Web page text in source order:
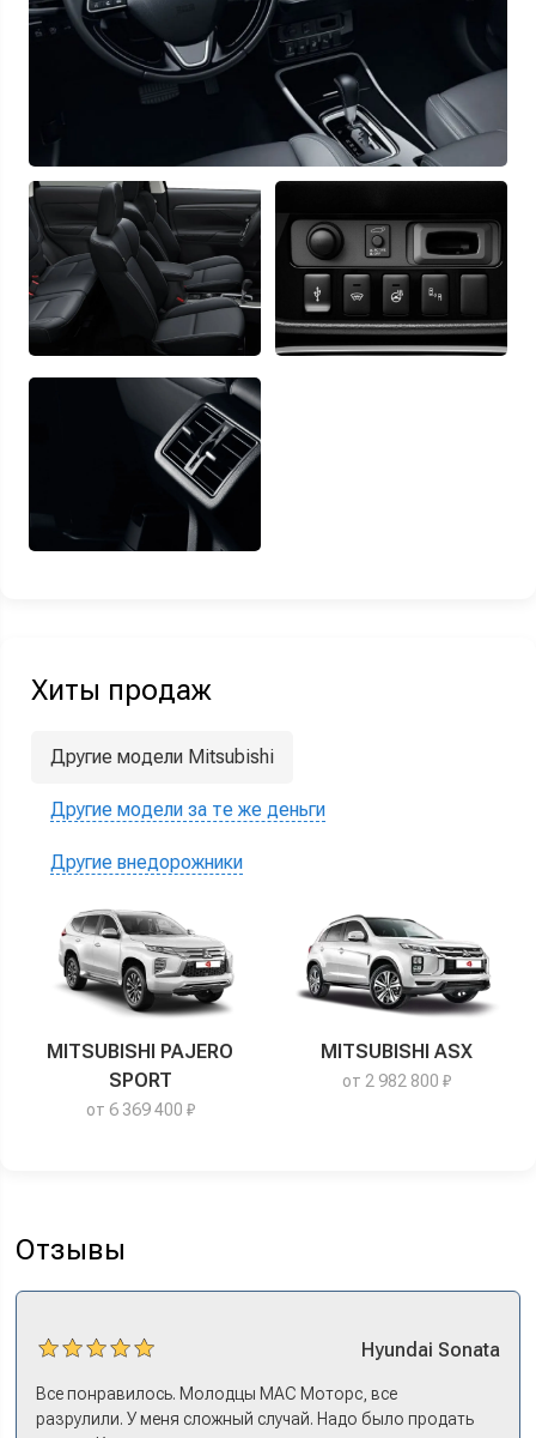
Хиты продаж
Другие модели Mitsubishi
Другие модели за те же деньги
Другие внедорожники
MITSUBISHI PAJERO
SPORT
от 6 369 400 ₽
MITSUBISHI ASX
от 2 982 800 ₽
Отзывы
Hyundai Sonata
Все понравилось. Молодцы МАС Моторс, все
разрулили. У меня сложный случай. Надо было продать